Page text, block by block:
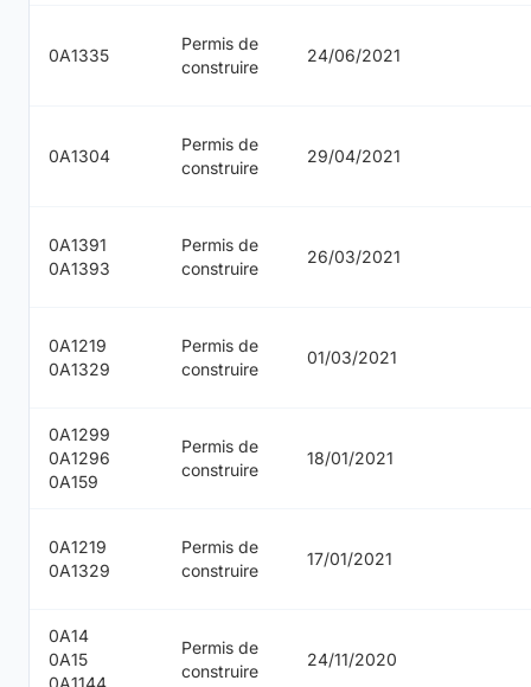
0A1335
Permis de
construire
24/06/2021
0A1304
Permis de
construire
29/04/2021
0A1391
0A1393
Permis de
construire
26/03/2021
0A1219
0A1329
Permis de
construire
01/03/2021
0A1299
0A1296
0A159
Permis de
construire
18/01/2021
0A1219
0A1329
Permis de
construire
17/01/2021
0A14
0A15
Permis de
construire
24/11/2020